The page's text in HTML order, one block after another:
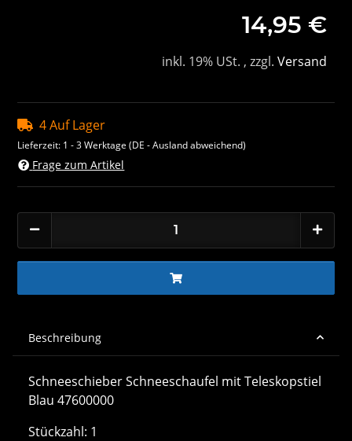
14,95 €
inkl. 19% USt. , zzgl. Versand
4 Auf Lager
Lieferzeit: 1 - 3 Werktage(DE - Ausland abweichend)
Frage zum Artikel
Beschreibung
Schneeschieber Schneeschaufel mit Teleskopstiel
Blau 47600000
Stückzahl: 1